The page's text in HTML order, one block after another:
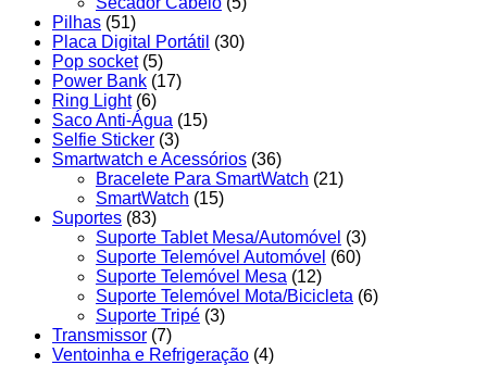
Pilhas (51)
Placa Digital Portátil (30)
Pop socket (5)
Power Bank (17)
Ring Light (6)
Saco Anti-Água (15)
Selfie Sticker (3)
Smartwatch e Acessórios (36)
Bracelete Para SmartWatch (21)
SmartWatch (15)
Suportes (83)
Suporte Tablet Mesa/Automóvel (3)
Suporte Telemóvel Automóvel (60)
Suporte Telemóvel Mesa (12)
Suporte Telemóvel Mota/Bicicleta (6)
Suporte Tripé (3)
Transmissor (7)
Ventoinha e Refrigeração (4)